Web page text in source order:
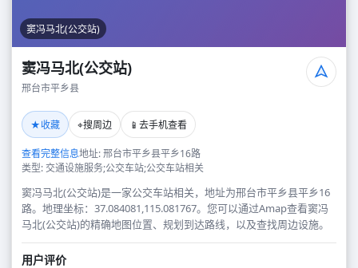
窦冯马北(公交站)
窦冯马北(公交站)
邢台市平乡县
★收藏 ⌖搜周边 📱 去手机查看
查看完整信息地址: 邢台市平乡县平乡16路
类型: 交通设施服务;公交车站;公交车站相关
窦冯马北(公交站)是一家公交车站相关，地址为邢台市平乡县平乡16
路。地理坐标：37.084081,115.081767。您可以通过Amap查看窦冯
马北(公交站)的精确地图位置、规划到达路线，以及查找周边设施。
用户评价